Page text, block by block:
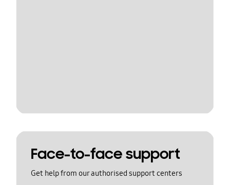
Face-to-face support
Get help from our authorised support centers